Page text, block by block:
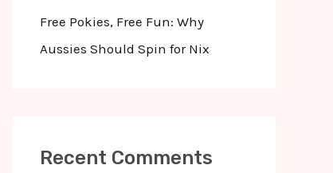
Free Pokies, Free Fun: Why
Aussies Should Spin for Nix
Recent Comments